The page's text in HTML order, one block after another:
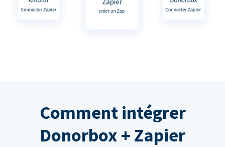
Comment intégrer
Donorbox + Zapier